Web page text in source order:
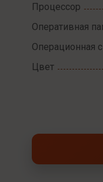
Процессор
Оперативная
Операционная
Цвет